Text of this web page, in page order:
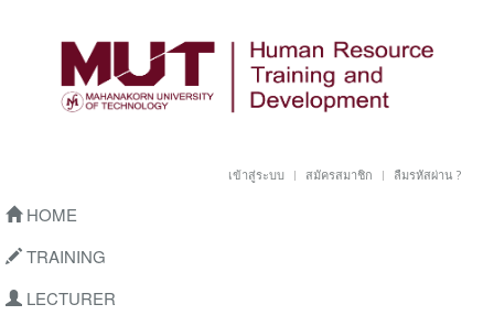
เข้าสู่ระบบ สมัครสมาชิก ลืมรหัสผ่าน ?
HOME
TRAINING
LECTURER